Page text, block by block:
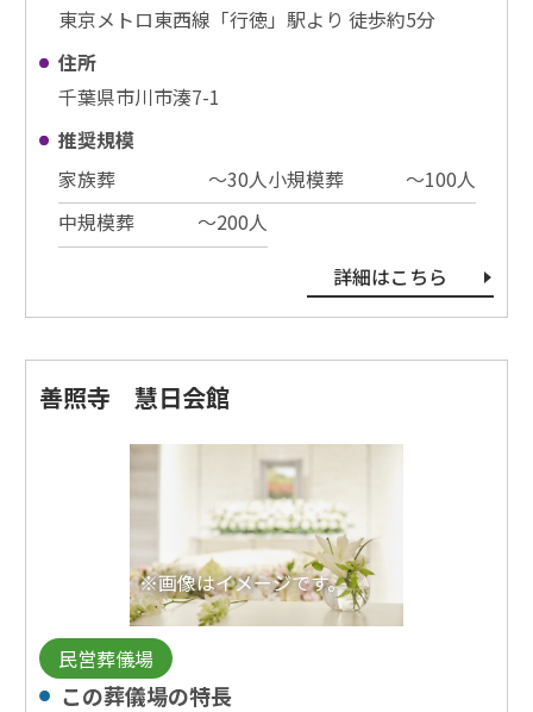
東京メトロ東西線「行徳」駅より 徒歩約5分
住所
千葉県市川市湊7-1
推奨規模
家族葬
〜30⼈小規模葬
〜100⼈
中規模葬
〜200⼈
詳細はこちら
善照寺 慧日会館
※画像はイメージです。
民営葬儀場
この葬儀場の特⻑